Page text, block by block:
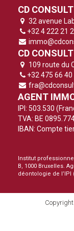
CD CONSULT
32 avenue
+32 4 222 21
CD
109 route du
+32 475 66 40
AGENT
IPI: 503.530
TVA: BE
IBAN: Compte
Institut
B, 1000 Bruxelles.
déontologie de l’IPI